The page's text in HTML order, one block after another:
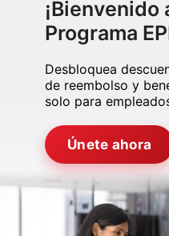
¡Bienvenido
Programa
Desbloquea
de reembolso y
solo para
Únete ahora